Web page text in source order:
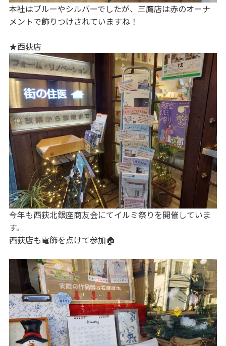
本社はブルーやシルバーでしたが、三鷹店は赤のオーナ
メントで飾りつけされていますね！
★西荻店
今年も西荻北銀座商友会にてイルミ祭りを開催していま
す。
西荻店も電飾を点けて参加🏠